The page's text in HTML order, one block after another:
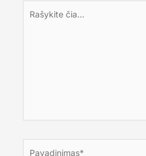
čia...